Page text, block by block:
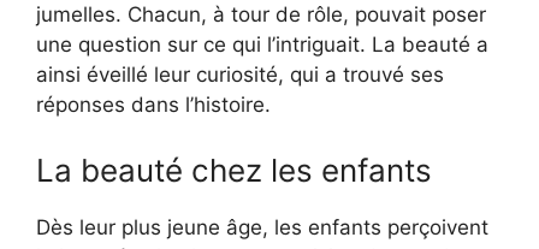
jumelles. Chacun, à tour de rôle, pouvait poser
une question sur ce qui l’intriguait. La beauté a
ainsi éveillé leur curiosité, qui a trouvé ses
réponses dans l’histoire.
La beauté chez les enfants
Dès leur plus jeune âge, les enfants perçoivent